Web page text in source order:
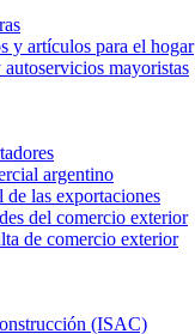
y artículos para el hogar
autoservicios mayoristas
argentino
las exportaciones
del comercio exterior
de comercio exterior
(ISAC)